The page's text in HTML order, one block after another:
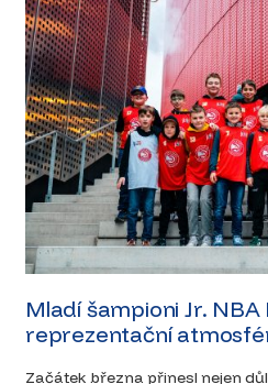
Mladí šampioni Jr. NBA
reprezentační
Začátek března přinesl nejen